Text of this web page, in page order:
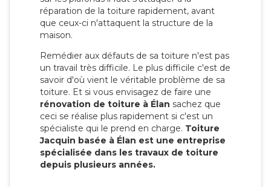
réparation de la toiture rapidement, avant
que ceux-ci n'attaquent la structure de la
maison.
Remédier aux défauts de sa toiture n'est pas
un travail très difficile. Le plus difficile c'est de
savoir d'où vient le véritable problème de sa
toiture. Et si vous envisagez de faire une
rénovation de toiture à Élan sachez que
ceci se réalise plus rapidement si c'est un
spécialiste qui le prend en charge. Toiture
Jacquin basée à Élan est une entreprise
spécialisée dans les travaux de toiture
depuis plusieurs années.